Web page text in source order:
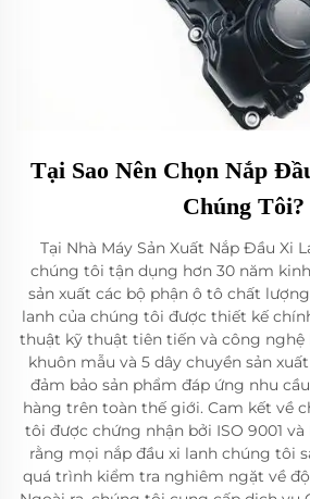
Tại Sao Nên Chọn Nắp
Chúng Tôi?
Tại Nhà Máy Sản Xuất Nắp Đầu Xi
chúng tôi tận dụng hơn 30 năm
sản xuất các bộ phận ô tô chất
lanh của chúng tôi được thiết kế
thuật kỹ thuật tiên tiến và công nghệ
khuôn mẫu và 5 dây chuyền sản
đảm bảo sản phẩm đáp ứng nhu
hàng trên toàn thế giới. Cam kết về
tôi được chứng nhận bởi ISO 9001 và
rằng mọi nắp đầu xi lanh chúng tôi
quá trình kiểm tra nghiêm ngặt về